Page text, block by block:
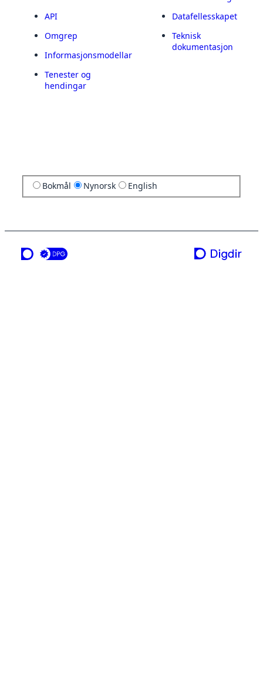
API
Omgrep
Informasjonsmodellar
Tenester og
hendingar
Datafellesskapet
Teknisk
dokumentasjon
Bokmål Nynorsk English